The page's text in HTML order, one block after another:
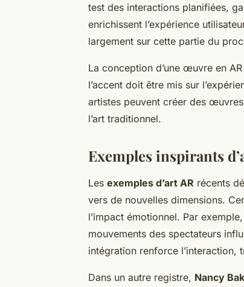
test des interactions planifiées,
enrichissent l’expérience
largement sur cette partie du
La conception d’une œuvre en
l’accent doit être mis sur
artistes peuvent créer des
l’art traditionnel.
Exemples inspirants
Les exemples d’art AR récents
vers de nouvelles dimensions.
l’impact émotionnel. Par exemple,
mouvements des spectateurs
intégration renforce l’interaction,
Dans un autre registre, Nancy